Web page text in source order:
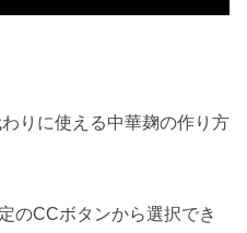
りに使える中華麹の作り方
のCCボタンから選択でき